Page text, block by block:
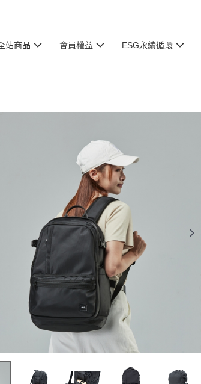
站商品 會員權益 ESG永續循環